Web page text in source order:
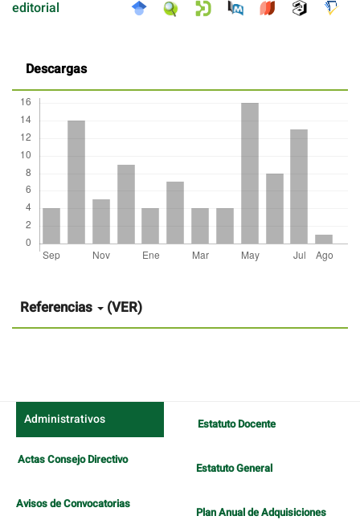
editorial
Descargas
artículo
Referencias (VER)
Administrativos
Actas Consejo Directivo
Avisos de Convocatorias
Estatuto Docente
Estatuto General
Plan Anual de Adquisiciones